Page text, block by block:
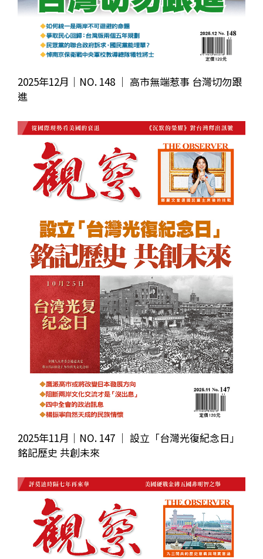
2025年12月｜NO. 148 │ 高市無端惹事 台灣切勿跟
進
2025年11月｜NO. 147 │ 設立「台灣光復紀念日」
銘記歷史 共創未來